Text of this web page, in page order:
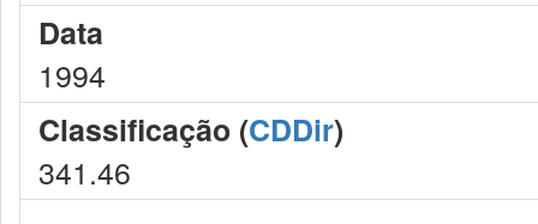
Data
1994
Classificação (CDDir)
341.46